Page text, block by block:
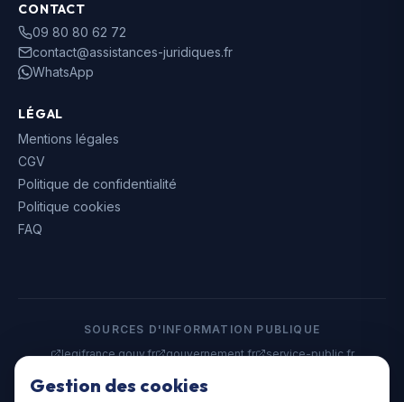
CONTACT
09 80 80 62 72
contact@assistances-juridiques.fr
WhatsApp
LÉGAL
Mentions légales
CGV
Politique de confidentialité
Politique cookies
FAQ
SOURCES D'INFORMATION PUBLIQUE
legifrance.gouv.fr
gouvernement.fr
service-public.fr
Gestion des cookies